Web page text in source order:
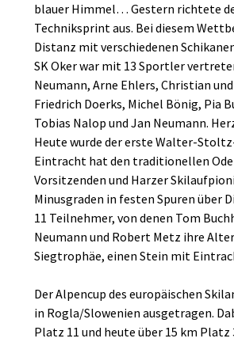
blauer Himmel… Gestern richtete
Techniksprint aus. Bei diesem
Distanz mit verschiedenen
SK Oker war mit 13 Sportler
Neumann, Arne Ehlers, Christian
Friedrich Doerks, Michel Bönig, Pia
Tobias Nalop und Jan Neumann.
Heute wurde der erste Walter-
Eintracht hat den traditionellen
Vorsitzenden und Harzer
Minusgraden in festen Spuren über
11 Teilnehmer, von denen Tom
Neumann und Robert Metz ihre
Siegtrophäe, einen Stein mit
Der Alpencup des europäischen
in Rogla/Slowenien ausgetragen.
Platz 11 und heute über 15 km Platz